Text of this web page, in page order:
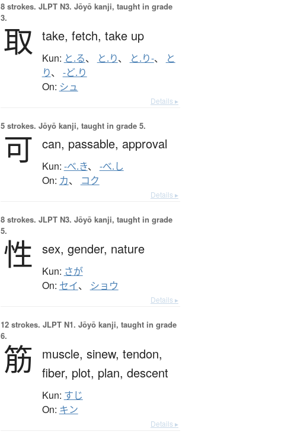
8 strokes. JLPT N3. Jōyō kanji, taught in grade
3.
取 take, fetch, take up
Kun: と.る、 と.り、 と.り-、
と
り、 -ど.り
On: シュ
Details ▸
5 strokes. Jōyō kanji, taught in grade 5.
可 can, passable, approval
Kun: -べ.き、 -べ.し
On: カ、 コク
Details ▸
8 strokes. JLPT N3. Jōyō kanji, taught in grade
5.
性 sex, gender, nature
Kun: さが
On: セイ、 ショウ
Details ▸
12 strokes. JLPT N1. Jōyō kanji, taught in grade
6.
筋 muscle, sinew, tendon,
fiber, plot, plan, descent
Kun: すじ
On: キン
Details ▸